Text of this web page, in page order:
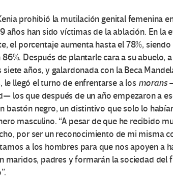
prohibió la mutilación genital femenina
años han sido víctimas de la ablación. En la
el porcentaje aumenta hasta el 78%,
Después de plantarle cara a su abuelo,
años, y galardonada con la Beca
le llegó el turno de enfrentarse a los morans
los que después de un año empezaron a
bastón negro, un distintivo que solo lo
masculino. “A pesar de que he recibido
por ser un reconocimiento de mi misma
a los hombres para que nos apoyen a
maridos, padres y formarán la sociedad del